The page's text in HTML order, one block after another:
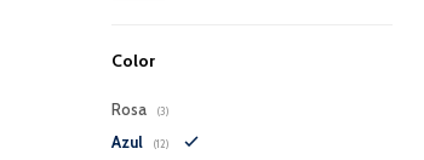
Color
Rosa (3)
Azul (12)